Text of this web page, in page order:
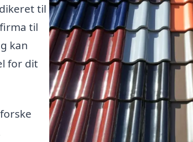
til
til
kan
for dit